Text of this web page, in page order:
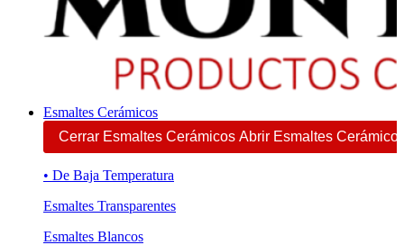
Esmaltes Cerámicos
Cerrar Esmaltes Cerámicos Abrir Esmaltes
• De Baja Temperatura
Esmaltes Transparentes
Esmaltes Blancos